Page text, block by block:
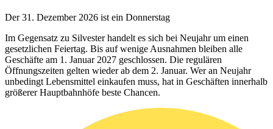
Der 31. Dezember 2026 ist ein Donnerstag
Im Gegensatz zu Silvester handelt es sich bei Neujahr um einen
gesetzlichen Feiertag. Bis auf wenige Ausnahmen bleiben alle
Geschäfte am 1. Januar 2027 geschlossen. Die regulären
Öffnungszeiten gelten wieder ab dem 2. Januar. Wer an Neujahr
unbedingt Lebensmittel einkaufen muss, hat in Geschäften innerhalb
größerer Hauptbahnhöfe beste Chancen.